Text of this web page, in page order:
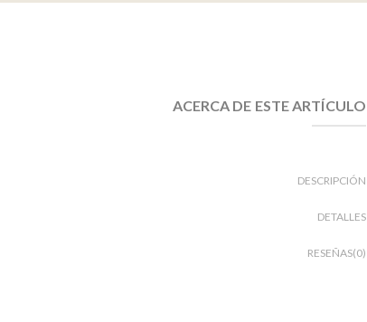
ACERCA DE ESTE ARTÍCULO
DESCRIPCIÓN
DETALLES
RESEÑAS(0)